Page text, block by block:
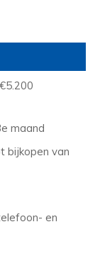
maand
bijkopen van
en